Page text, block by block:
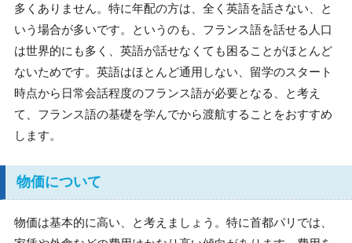
多くありません。特に年配の方は、全く英語を話さない、と
いう場合が多いです。というのも、フランス語を話せる人口
は世界的にも多く、英語が話せなくても困ることがほとんど
ないためです。英語はほとんど通用しない、留学のスタート
時点から日常会話程度のフランス語が必要となる、と考え
て、フランス語の基礎を学んでから渡航することをおすすめ
します。
物価について
物価は基本的に高い、と考えましょう。特に首都パリでは、